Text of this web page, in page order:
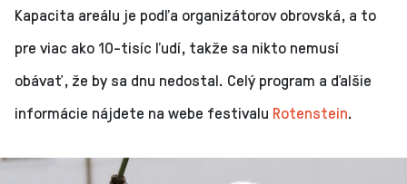
Kapacita areálu je podľa organizátorov obrovská, a to
pre viac ako 10-tisíc ľudí, takže sa nikto nemusí
obávať, že by sa dnu nedostal. Celý program a ďalšie
informácie nájdete na webe festivalu Rotenstein.